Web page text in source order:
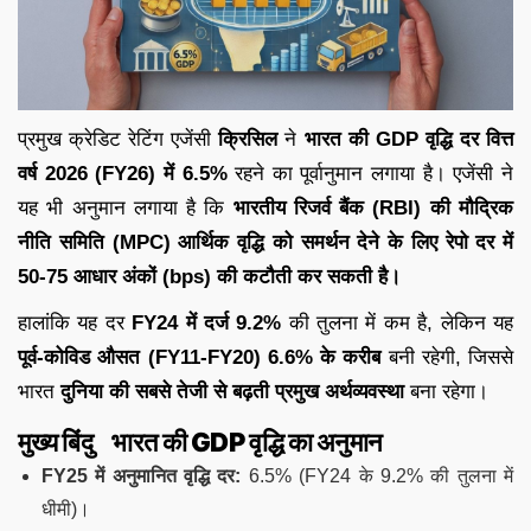
प्रमुख क्रेडिट रेटिंग एजेंसीक्रिसिलने भारत की GDP वृद्धि दर वित्त
वर्ष 2026 (FY26) में 6.5%रहने का पूर्वानुमान लगाया है। एजेंसी ने
यह भी अनुमान लगाया है कि भारतीय रिजर्व बैंक (RBI) की मौद्रिक
नीति समिति (MPC) आर्थिक वृद्धि को समर्थन देने के लिए रेपो दर में
50-75 आधार अंकों (bps) की कटौती कर सकती है।
हालांकि यह दर FY24 में दर्ज 9.2% की तुलना में कम है, लेकिन यह
पूर्व-कोविड औसत (FY11-FY20) 6.6% के करीबबनी रहेगी, जिससे
भारतदुनिया की सबसे तेजी से बढ़ती प्रमुख अर्थव्यवस्थाबना रहेगा।
मुख्य बिंदु भारत की GDP वृद्धि का अनुमान
FY25 में अनुमानित वृद्धि दर: 6.5% (FY24 के 9.2% की तुलना में
धीमी)।